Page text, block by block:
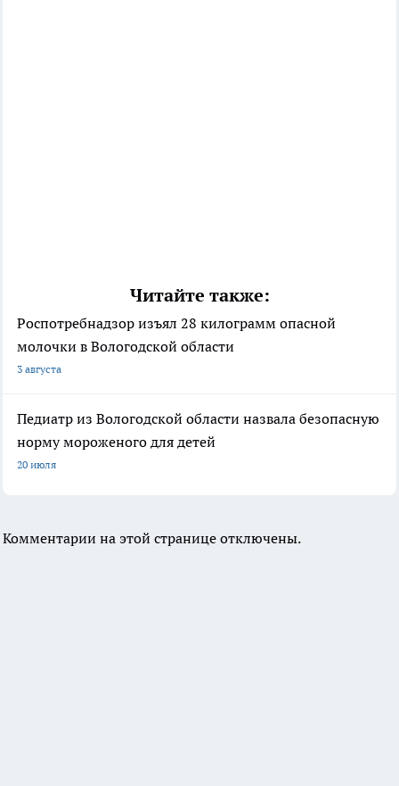
Читайте также:
Роспотребнадзор изъял 28 килограмм опасной
молочки в Вологодской области
3 августа
Педиатр из Вологодской области назвала безопасную
норму мороженого для детей
20 июля
Комментарии на этой странице отключены.